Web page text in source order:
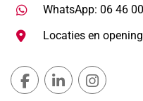
WhatsApp: 06 46
Locaties en
GemeenteGemeente